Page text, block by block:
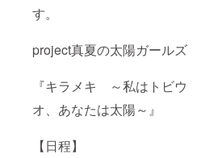
す。
project真夏の太陽ガールズ
『キラメキ ～私はトビウ
オ、あなたは太陽～』
【日程】